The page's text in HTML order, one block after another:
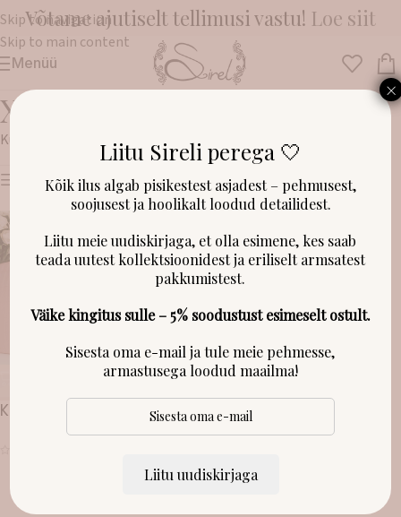
Skip to navigation
Skip to main content
Võtame ajutiselt tellimusi vastu! Loe siit
Menüü
XL
Kuvatakse üksik tulemus
Näita filtreid
Kinkekarp
Liitu Sireli perega 🤍
Kõik ilus algab pisikestest asjadest – pehmusest,
soojusest ja hoolikalt loodud detailidest.
Liitu meie uudiskirjaga, et olla esimene, kes saab
teada uutest kollektsioonidest ja eriliselt armsatest
pakkumistest.
Väike kingitus sulle – 5% soodustust esimeselt ostult.
Sisesta oma e-mail ja tule meie pehmesse,
armastusega loodud maailma!
Liitu uudiskirjaga
×